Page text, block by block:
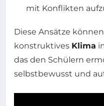
mit Konflikten
Diese Ansätze
konstruktives Klima
das den Schülern
selbstbewusst und